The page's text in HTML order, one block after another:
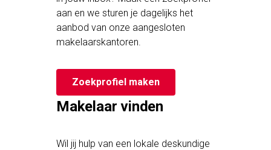
aan en we sturen je dagelijks het
aanbod van onze aangesloten
makelaarskantoren.
Zoekprofiel maken
Makelaar vinden
Wil jij hulp van een lokale deskundige